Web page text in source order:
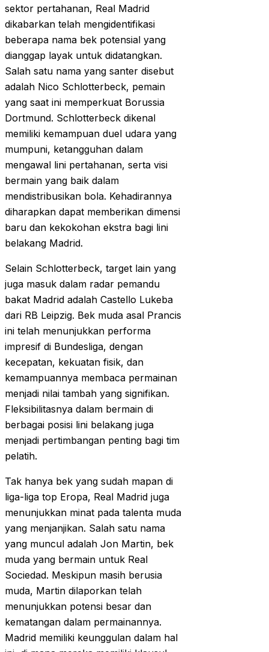
sektor pertahanan, Real Madrid
dikabarkan telah mengidentifikasi
beberapa nama bek potensial yang
dianggap layak untuk didatangkan.
Salah satu nama yang santer disebut
adalah Nico Schlotterbeck, pemain
yang saat ini memperkuat Borussia
Dortmund. Schlotterbeck dikenal
memiliki kemampuan duel udara yang
mumpuni, ketangguhan dalam
mengawal lini pertahanan, serta visi
bermain yang baik dalam
mendistribusikan bola. Kehadirannya
diharapkan dapat memberikan dimensi
baru dan kekokohan ekstra bagi lini
belakang Madrid.
Selain Schlotterbeck, target lain yang
juga masuk dalam radar pemandu
bakat Madrid adalah Castello Lukeba
dari RB Leipzig. Bek muda asal Prancis
ini telah menunjukkan performa
impresif di Bundesliga, dengan
kecepatan, kekuatan fisik, dan
kemampuannya membaca permainan
menjadi nilai tambah yang signifikan.
Fleksibilitasnya dalam bermain di
berbagai posisi lini belakang juga
menjadi pertimbangan penting bagi tim
pelatih.
Tak hanya bek yang sudah mapan di
liga-liga top Eropa, Real Madrid juga
menunjukkan minat pada talenta muda
yang menjanjikan. Salah satu nama
yang muncul adalah Jon Martin, bek
muda yang bermain untuk Real
Sociedad. Meskipun masih berusia
muda, Martin dilaporkan telah
menunjukkan potensi besar dan
kematangan dalam permainannya.
Madrid memiliki keunggulan dalam hal